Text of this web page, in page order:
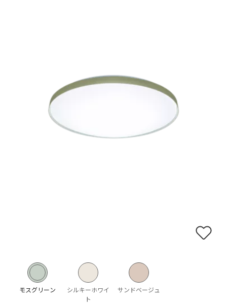
モスグリーン
シルキーホワイ
ト
サンドベージュ